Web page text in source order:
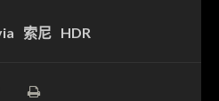
索尼 HDR